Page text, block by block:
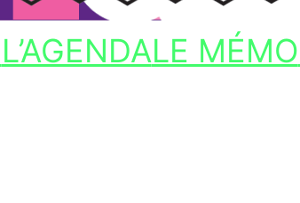
L’AGENDALE MÉMO